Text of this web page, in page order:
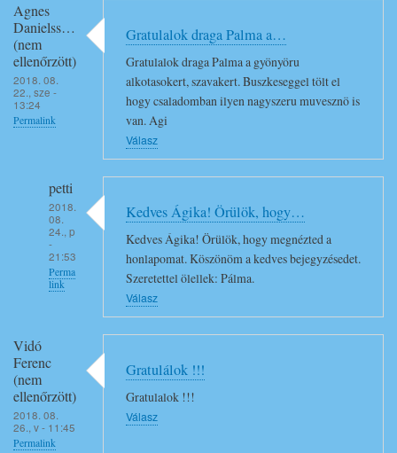
Agnes
Danielss…
(nem
ellenőrzött)
2018. 08.
22., sze -
13:24
Permalink
Gratulalok draga Palma a…
Gratulalok draga Palma a gyönyöru
alkotasokert, szavakert. Buszkeseggel tölt el
hogy csaladomban ilyen nagyszeru muvesznö is
van. Agi
Válasz
petti
2018.
08.
24., p
-
21:53
Perma
link
Danielss…
ellenőrzött)
G
r
Kedves Ágika! Örülök, hogy…
Kedves Ágika! Örülök, hogy megnézted a
honlapomat. Köszönöm a kedves bejegyzésedet.
Szeretettel ölellek: Pálma.
Válasz
Vidó
Ferenc
(nem
ellenőrzött)
2018. 08.
26., v - 11:45
Permalink
Gratulálok !!!
Gratulalok !!!
Válasz